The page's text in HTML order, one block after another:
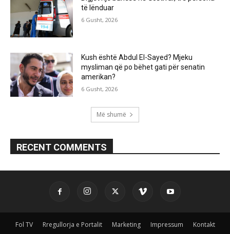
të lënduar
6 Gusht, 2026
Kush është Abdul El-Sayed? Mjeku
mysliman që po bëhet gati për senatin
amerikan?
6 Gusht, 2026
Më shumë
RECENT COMMENTS
Fol TV Rregullorja e Portalit Marketing Impressum Kontakt